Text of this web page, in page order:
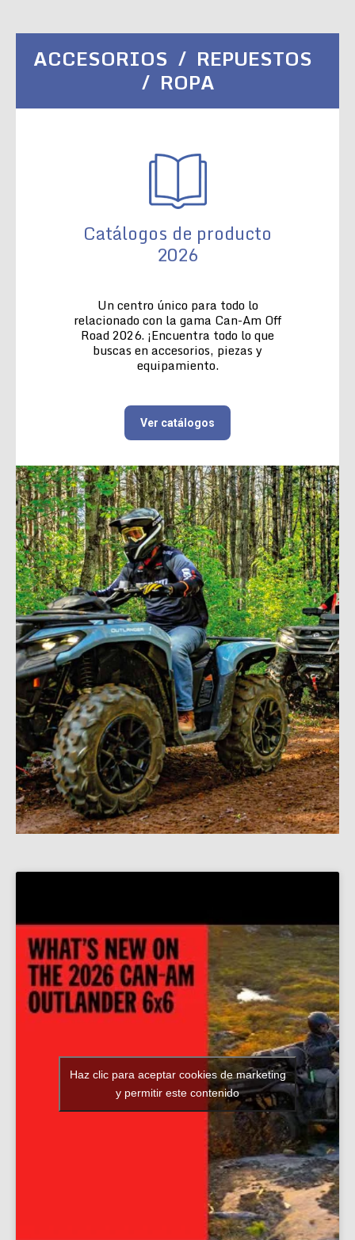
ACCESORIOS / REPUESTOS
/ ROPA
Catálogos de producto
2026
Un centro único para todo lo
relacionado con la gama Can-Am Off
Road 2026. ¡Encuentra todo lo que
buscas en accesorios, piezas y
equipamiento.
Ver catálogos
Haz clic para aceptar cookies de marketing
y permitir este contenido